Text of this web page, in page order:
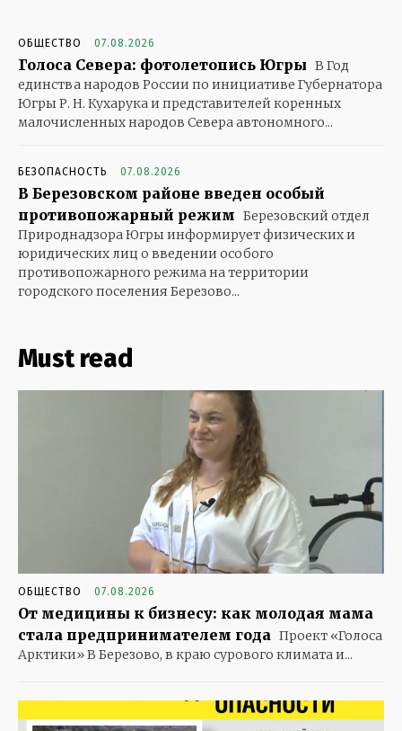
ОБЩЕСТВО 07.08.2026
Голоса Севера: фотолетопись Югры В Год
единства народов России по инициативе Губернатора
Югры Р. Н. Кухарука и представителей коренных
малочисленных народов Севера автономного...
БЕЗОПАСНОСТЬ 07.08.2026
В Березовском районе введен особый
противопожарный режим Березовский отдел
Природнадзора Югры информирует физических и
юридических лиц о введении особого
противопожарного режима на территории
городского поселения Березово...
Must read
ОБЩЕСТВО 07.08.2026
От медицины к бизнесу: как молодая мама
стала предпринимателем года Проект «Голоса
Арктики» В Березово, в краю сурового климата и...